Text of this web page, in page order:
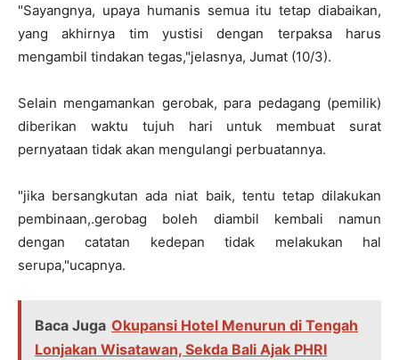
"Sayangnya, upaya humanis semua itu tetap diabaikan,
yang akhirnya tim yustisi dengan terpaksa harus
mengambil tindakan tegas,"jelasnya, Jumat (10/3).
Selain mengamankan gerobak, para pedagang (pemilik)
diberikan waktu tujuh hari untuk membuat surat
pernyataan tidak akan mengulangi perbuatannya.
"jika bersangkutan ada niat baik, tentu tetap dilakukan
pembinaan,.gerobag boleh diambil kembali namun
dengan catatan kedepan tidak melakukan hal
serupa,"ucapnya.
Baca Juga Okupansi Hotel Menurun di Tengah
Lonjakan Wisatawan, Sekda Bali Ajak PHRI